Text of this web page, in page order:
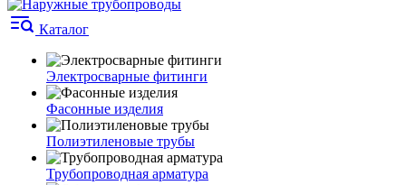
Каталог
Электросварные фитинги
Фасонные изделия
Полиэтиленовые трубы
Трубопроводная арматура